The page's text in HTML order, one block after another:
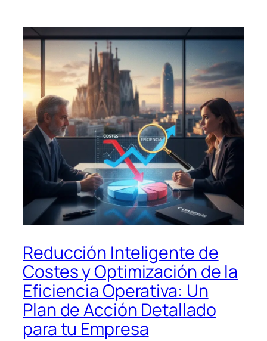
Reducción Inteligente de
Costes y Optimización de la
Eficiencia Operativa: Un
Plan de Acción Detallado
para tu Empresa